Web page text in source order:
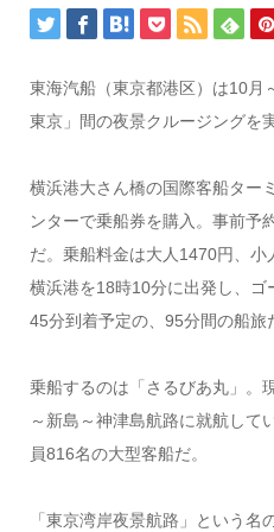
東海汽船（東京都港区）は10月
東京」間の夜景クルージングを
横浜港大さん橋の国際客船ター
ンターで乗船券を購入。事前予
だ。乗船料金は大人1470円、小
横浜港を18時10分に出発し、
45分到着予定の、95分間の船旅
乗船するのは「さるびあ丸」。
～新島～神津島航路に就航して
員816名の大型客船だ。
「東京湾岸夜景航路」という